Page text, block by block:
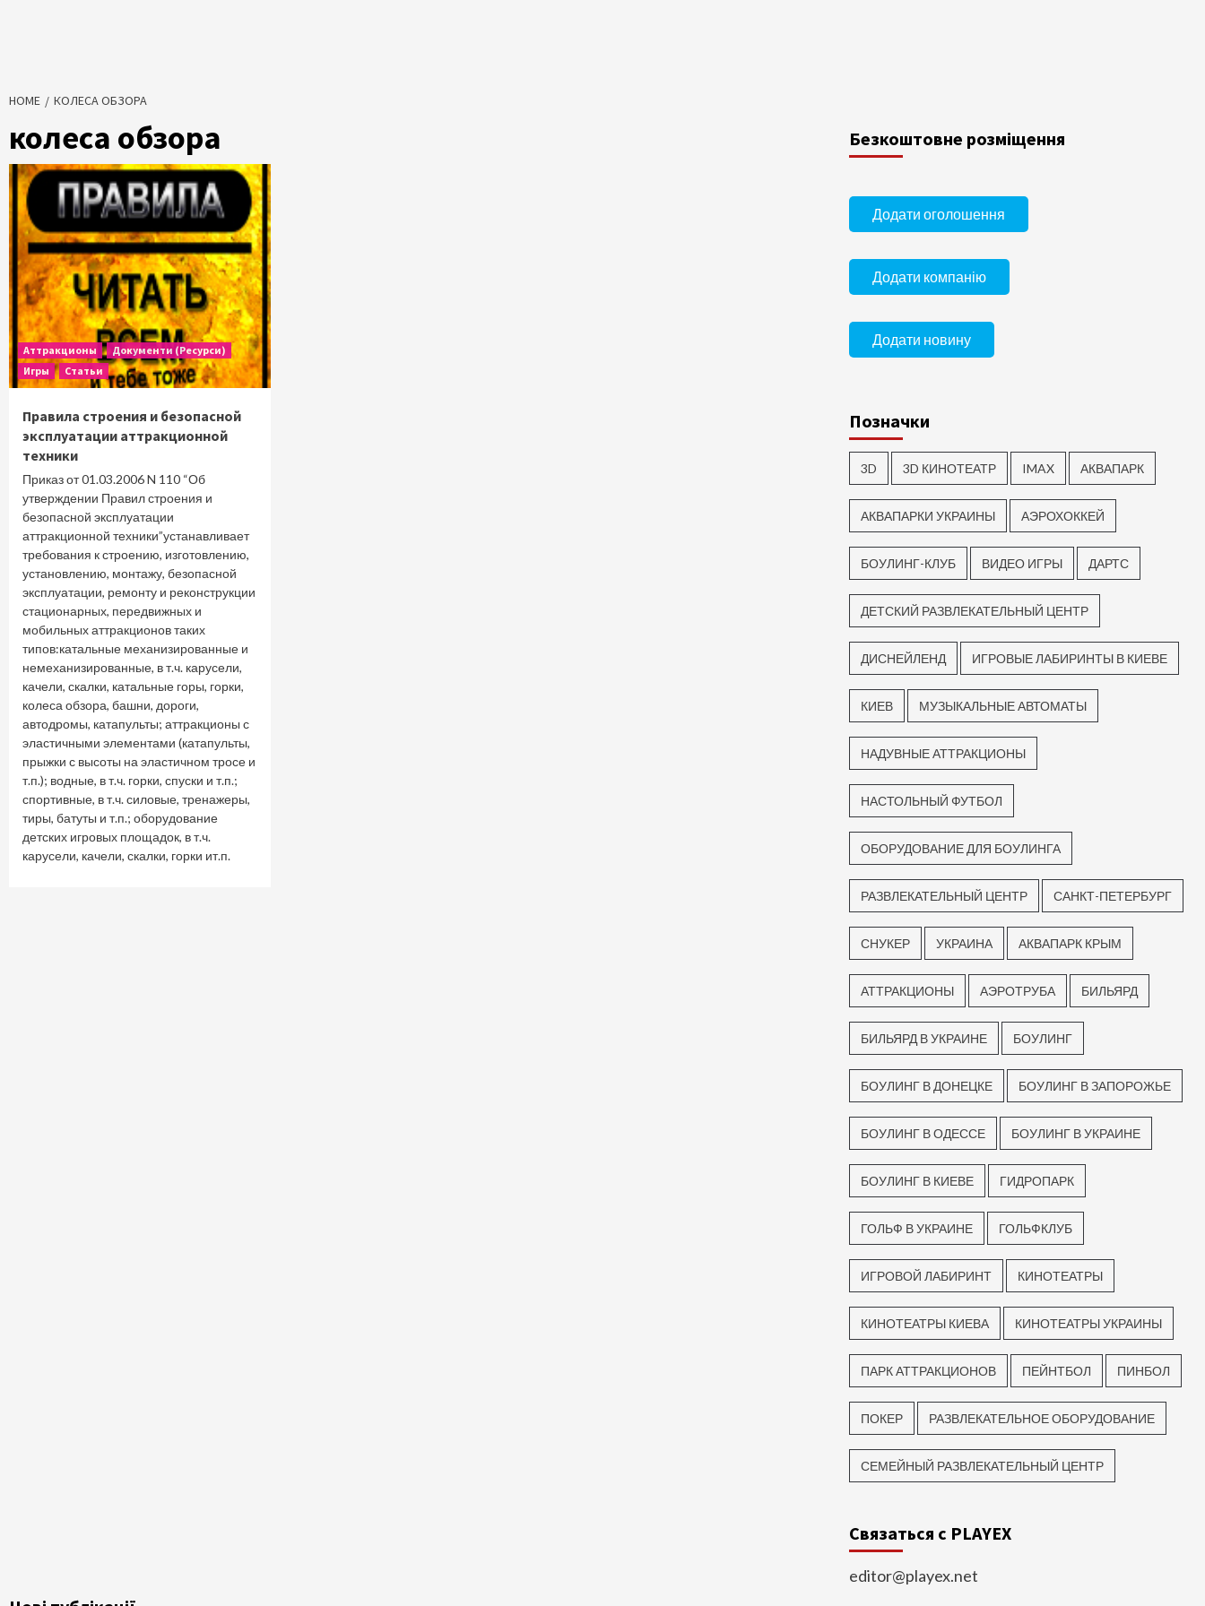
HOME КОЛЕСА ОБЗОРА
колеса обзора
Аттракционы
Документи (Ресурси)
Игры
Статьи
Правила строения и безопасной
эксплуатации аттракционной
техники
Приказ от 01.03.2006 N 110 “Об
утверждении Правил строения и
безопасной эксплуатации
аттракционной техники”устанавливает
требования к строению, изготовлению,
установлению, монтажу, безопасной
эксплуатации, ремонту и реконструкции
стационарных, передвижных и
мобильных аттракционов таких
типов:катальные механизированные и
немеханизированные, в т.ч. карусели,
качели, скалки, катальные горы, горки,
колеса обзора, башни, дороги,
автодромы, катапульты; аттракционы с
эластичными элементами (катапульты,
прыжки с высоты на эластичном тросе и
т.п.); водные, в т.ч. горки, спуски и т.п.;
спортивные, в т.ч. силовые, тренажеры,
тиры, батуты и т.п.; оборудование
детских игровых площадок, в т.ч.
карусели, качели, скалки, горки ит.п.
Безкоштовне розміщення
Додати оголошення
Додати компанію
Додати новину
Позначки
3D 3D КИНОТЕАТР IMAX АКВАПАРК
АКВАПАРКИ УКРАИНЫ АЭРОХОККЕЙ
БОУЛИНГ-КЛУБ ВИДЕО ИГРЫ ДАРТС
ДЕТСКИЙ РАЗВЛЕКАТЕЛЬНЫЙ ЦЕНТР
ДИСНЕЙЛЕНД ИГРОВЫЕ ЛАБИРИНТЫ В КИЕВЕ
КИЕВ МУЗЫКАЛЬНЫЕ АВТОМАТЫ
НАДУВНЫЕ АТТРАКЦИОНЫ
НАСТОЛЬНЫЙ ФУТБОЛ
ОБОРУДОВАНИЕ ДЛЯ БОУЛИНГА
РАЗВЛЕКАТЕЛЬНЫЙ ЦЕНТР САНКТ-ПЕТЕРБУРГ
СНУКЕР УКРАИНА АКВАПАРК КРЫМ
АТТРАКЦИОНЫ АЭРОТРУБА БИЛЬЯРД
БИЛЬЯРД В УКРАИНЕ БОУЛИНГ
БОУЛИНГ В ДОНЕЦКЕ БОУЛИНГ В ЗАПОРОЖЬЕ
БОУЛИНГ В ОДЕССЕ БОУЛИНГ В УКРАИНЕ
БОУЛИНГ В КИЕВЕ ГИДРОПАРК
ГОЛЬФ В УКРАИНЕ ГОЛЬФКЛУБ
ИГРОВОЙ ЛАБИРИНТ КИНОТЕАТРЫ
КИНОТЕАТРЫ КИЕВА КИНОТЕАТРЫ УКРАИНЫ
ПАРК АТТРАКЦИОНОВ ПЕЙНТБОЛ ПИНБОЛ
ПОКЕР РАЗВЛЕКАТЕЛЬНОЕ ОБОРУДОВАНИЕ
СЕМЕЙНЫЙ РАЗВЛЕКАТЕЛЬНЫЙ ЦЕНТР
Связаться с PLAYEX
editor@playex.net